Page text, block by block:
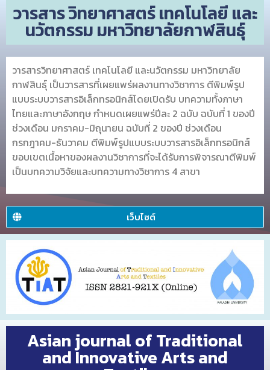
วารสาร วิทยาศาสตร์ เทคโนโลยี และ
นวัตกรรม มหาวิทยาลัยกาฬสินธุ์
วารสารวิทยาศาสตร์ เทคโนโลยี และนวัตกรรม มหาวิทยาลัย
กาฬสินธุ์ เป็นวารสารที่เผยแพร่ผลงานทางวิชาการ ตีพิมพ์รูป
แบบระบบวารสารอิเล็กทรอนิกส์โดยเปิดรับ บทความทั้งภาษา
ไทยและภาษาอังกฤษ กำหนดเผยแพร่ปีละ 2 ฉบับ ฉบับที่ 1 ของปี
ช่วงเดือน มกราคม-มิถุนายน ฉบับที่ 2 ของปี ช่วงเดือน
กรกฎาคม-ธันวาคม ตีพิมพ์รูปแบบระบบวารสารอิเล็กทรอนิกส์
ขอบเขตเนื้อหาของผลงานวิชาการที่จะได้รับการพิจารณาตีพิมพ์
เป็นบทความวิจัยและบทความทางวิชาการ 4 สาขา
เว็บไซต์
Asian journal of Traditional
and Innovative Arts and